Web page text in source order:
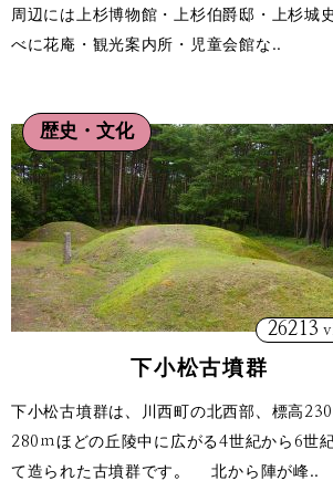
周辺には上杉博物館・上杉伯爵邸・上杉城
べに花庵・観光案内所・児童会館な..
歴史・文化
26213
下小松古墳群
下小松古墳群は、川西町の北西部、標高230
280ｍほどの丘陵中に広がる4世紀から6世
て造られた古墳群です。 北から陣が峰..